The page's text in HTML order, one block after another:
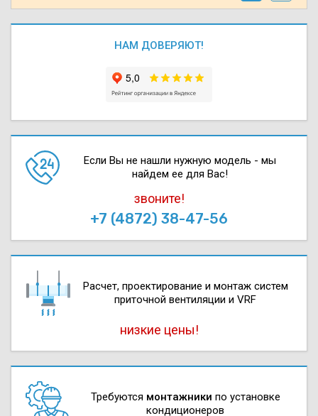
НАМ ДОВЕРЯЮТ!
Если Вы не нашли нужную модель - мы
найдем ее для Вас!
звоните!
+7 (4872) 38-47-56
Расчет, проектирова­ние и монтаж систем
приточной вентиляции и VRF
низкие цены!
Требуются монтажники по установке
кондиционеров